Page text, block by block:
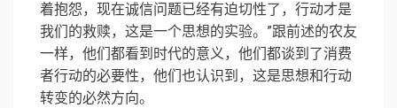
着抱怨，现在诚信问题已经有迫切性了，行动才是
我们的救赎，这是一个思想的实验。”跟前述的农友
一样，他们都看到时代的意义，他们都谈到了消费
者行动的必要性，他们也认识到，这是思想和行动
转变的必然方向。